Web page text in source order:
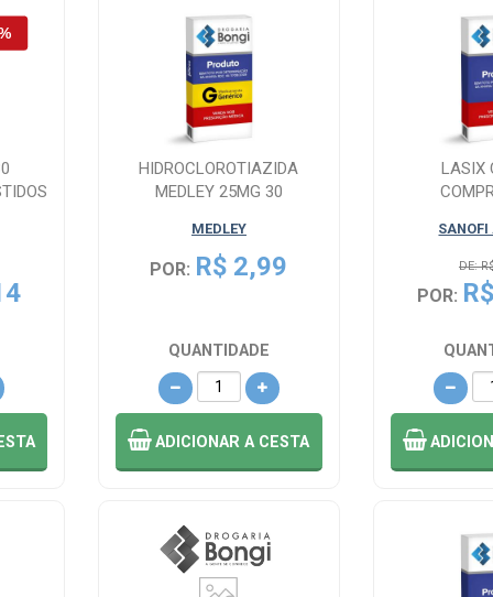
HIDROCLOROTIAZIDA
MEDLEY 25MG 30
MEDLEY
POR: R$ 2,99
QUANTIDADE
ADICIONARA CESTA
LASIX
SANOFI
DE:
POR: